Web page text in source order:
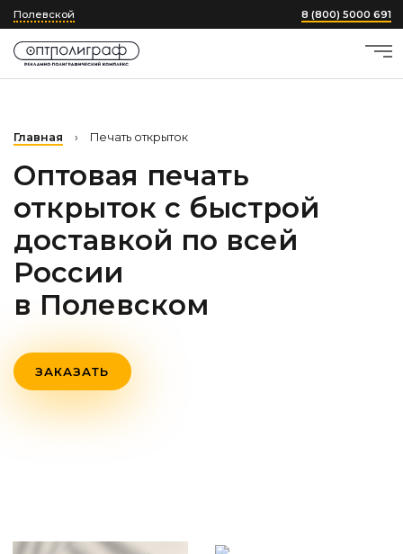
Полевской 8 (800) 5000 691
Главная › Печать открыток
Оптовая печать
открыток с быстрой
доставкой по всей
России
в Полевском
ЗАКАЗАТЬ